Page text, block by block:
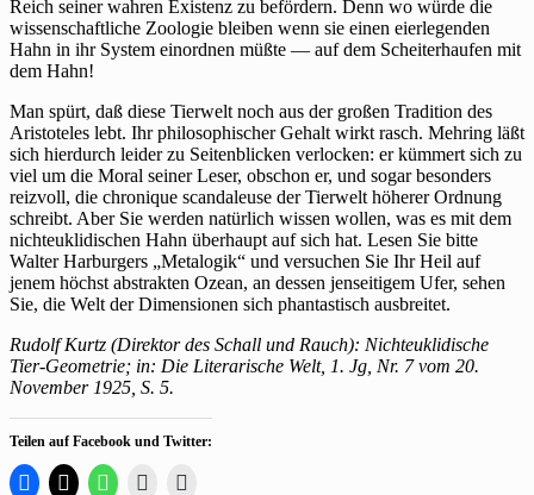
Reich seiner wahren Existenz zu befördern. Denn wo würde die
wissenschaftliche Zoologie bleiben wenn sie einen eierlegenden
Hahn in ihr System einordnen müßte — auf dem Scheiterhaufen mit
dem Hahn!
Man spürt, daß diese Tierwelt noch aus der großen Tradition des
Aristoteles lebt. Ihr philosophischer Gehalt wirkt rasch. Mehring läßt
sich hierdurch leider zu Seitenblicken verlocken: er kümmert sich zu
viel um die Moral seiner Leser, obschon er, und sogar besonders
reizvoll, die chronique scandaleuse der Tierwelt höherer Ordnung
schreibt. Aber Sie werden natürlich wissen wollen, was es mit dem
nichteuklidischen Hahn überhaupt auf sich hat. Lesen Sie bitte
Walter Harburgers „Metalogik“ und versuchen Sie Ihr Heil auf
jenem höchst abstrakten Ozean, an dessen jenseitigem Ufer, sehen
Sie, die Welt der Dimensionen sich phantastisch ausbreitet.
Rudolf Kurtz (Direktor des Schall und Rauch): Nichteuklidische
Tier-Geometrie; in: Die Literarische Welt, 1. Jg, Nr. 7 vom 20.
November 1925, S. 5.
Teilen auf Facebook und Twitter:
Klick, Klicke, Klicken, Klicken,